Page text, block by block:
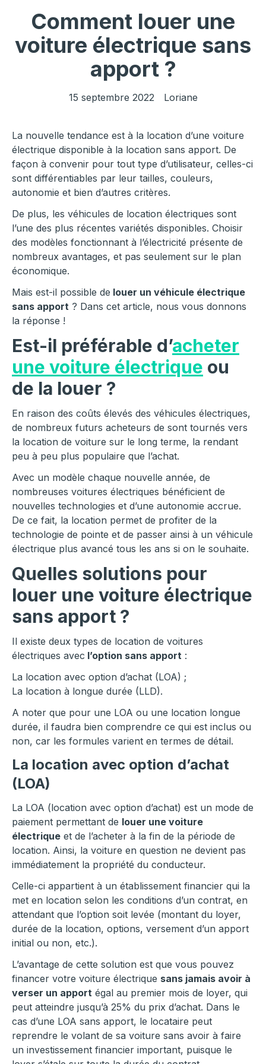
Comment louer une
voiture électrique sans
apport ?
15 septembre 2022 Loriane
La nouvelle tendance est à la location d’une voiture
électrique disponible à la location sans apport. De
façon à convenir pour tout type d’utilisateur, celles-ci
sont différentiables par leur tailles, couleurs,
autonomie et bien d’autres critères.
De plus, les véhicules de location électriques sont
l’une des plus récentes variétés disponibles. Choisir
des modèles fonctionnant à l’électricité présente de
nombreux avantages, et pas seulement sur le plan
économique.
Mais est-il possible de louer un véhicule électrique
sans apport ? Dans cet article, nous vous donnons
la réponse !
Est-il préférable d’acheter
une voiture électrique ou
de la louer ?
En raison des coûts élevés des véhicules électriques,
de nombreux futurs acheteurs de sont tournés vers
la location de voiture sur le long terme, la rendant
peu à peu plus populaire que l’achat.
Avec un modèle chaque nouvelle année, de
nombreuses voitures électriques bénéficient de
nouvelles technologies et d’une autonomie accrue.
De ce fait, la location permet de profiter de la
technologie de pointe et de passer ainsi à un véhicule
électrique plus avancé tous les ans si on le souhaite.
Quelles solutions pour
louer une voiture électrique
sans apport ?
Il existe deux types de location de voitures
électriques avec l’option sans apport :
La location avec option d’achat (LOA) ;
La location à longue durée (LLD).
A noter que pour une LOA ou une location longue
durée, il faudra bien comprendre ce qui est inclus ou
non, car les formules varient en termes de détail.
La location avec option d’achat
(LOA)
La LOA (location avec option d’achat) est un mode de
paiement permettant de louer une voiture
électrique et de l’acheter à la fin de la période de
location. Ainsi, la voiture en question ne devient pas
immédiatement la propriété du conducteur.
Celle-ci appartient à un établissement financier qui la
met en location selon les conditions d’un contrat, en
attendant que l’option soit levée (montant du loyer,
durée de la location, options, versement d’un apport
initial ou non, etc.).
L’avantage de cette solution est que vous pouvez
financer votre voiture électrique sans jamais avoir à
verser un apport égal au premier mois de loyer, qui
peut atteindre jusqu’à 25% du prix d’achat. Dans le
cas d’une LOA sans apport, le locataire peut
reprendre le volant de sa voiture sans avoir à faire
un investissement financier important, puisque le